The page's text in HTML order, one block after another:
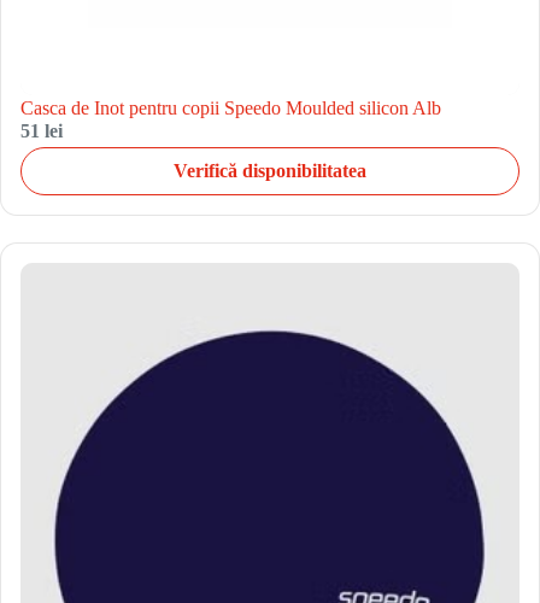
Casca de Inot pentru copii Speedo Moulded silicon Alb
51 lei
Verifică disponibilitatea